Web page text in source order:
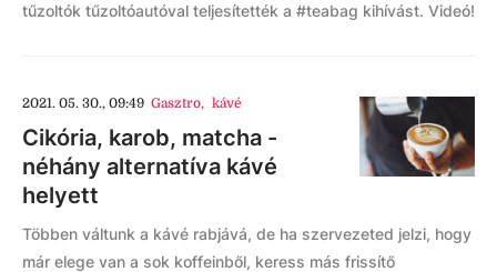
tűzoltók tűzoltóautóval teljesítették a #teabag kihívást. Videó!
2021. 05. 30., 09:49 Gasztro, kávé
Cikória, karob, matcha -
néhány alternatíva kávé
helyett
Többen váltunk a kávé rabjává, de ha szervezeted jelzi, hogy
már elege van a sok koffeinből, keress más frissítő